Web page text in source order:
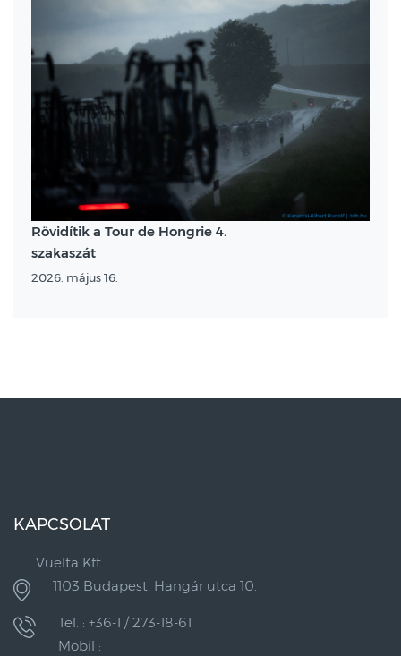
Rövidítik a Tour de Hongrie 4.
szakaszát
2026. május 16.
KAPCSOLAT
Vuelta Kft.
1103 Budapest, Hangár utca 10.
Tel. : +36-1 / 273-18-61
Mobil :